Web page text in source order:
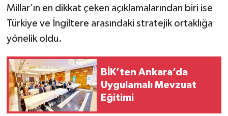
Millar’ın en dikkat çeken açıklamalarından biri ise
Türkiye ve İngiltere arasındaki stratejik ortaklığa
yönelik oldu.
BİK’ten Ankara’da
Uygulamalı Mevzuat
Eğitimi